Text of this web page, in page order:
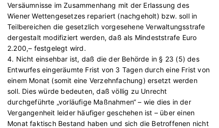
Versäumnisse im Zusammenhang mit der Erlassung des
Wiener Wettengesetzes repariert (nachgeholt) bzw. soll in
Teilbereichen die gesetzlich vorgesehene Verwaltungsstrafe
dergestalt modifiziert werden, daß als Mindeststrafe Euro
2.200,– festgelegt wird.
4. Nicht einsehbar ist, daß die der Behörde in § 23 (5) des
Entwurfes eingeräumte Frist von 3 Tagen durch eine Frist von
einem Monat (somit eine Verzehnfachung) ersetzt werden
soll. Dies würde bedeuten, daß völlig zu Unrecht
durchgeführte „vorläufige Maßnahmen“ – wie dies in der
Vergangenheit leider häufiger geschehen ist – über einen
Monat faktisch Bestand haben und sich die Betroffenen nicht